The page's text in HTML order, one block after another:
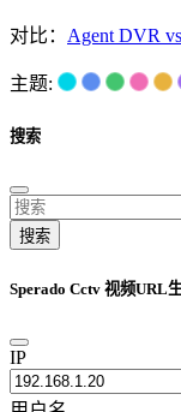
对比： Agent DVR
主题:
搜索
搜索
Sperado Cctv 视频URL
IP